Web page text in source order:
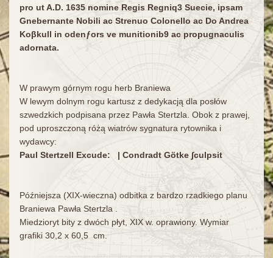
pro ut A.D. 1635 nomine Regis Regniq3 Suecie, ipsam
Gnebernante Nobili ac Strenuo Colonello ac Do Andrea
Koβkull in odenƒors ve munitionib9 ac propugnaculis
adornata.
W prawym górnym rogu herb Braniewa
W lewym dolnym rogu kartusz z dedykacją dla posłów
szwedzkich podpisana przez Pawła Stertzla. Obok z prawej,
pod uproszczoną różą wiatrów sygnatura rytownika i
wydawcy:
Paul Stertzell Excude: | Condradt Götke ∫culpsit
Późniejsza (XIX-wieczna) odbitka z bardzo rzadkiego planu
Braniewa Pawła Stertzla .
Miedzioryt bity z dwóch płyt, XIX w. oprawiony. Wymiar
grafiki 30,2 x 60,5 cm.